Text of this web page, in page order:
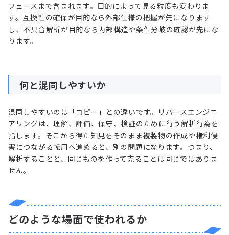
フェースまで含まれます。目的によって見る粒度も変わりま
す。互換性の確保が目的なら外部仕様の把握が先になります
し、不具合解析が目的なら内部構造や条件分岐の確認が先にな
ります。
何と混同しやすいか
混同しやすいのは「コピー」との違いです。リバースエンジニ
アリングは、理解、評価、保守、検証のために行う解析行為を
指します。そこから得た知見をそのまま複製物の作成や権利侵
害につながる転用へ進めると、別の問題になります。つまり、
解析することと、同じものを作って売ることは同じではありま
せん。
どのような場面で使われるか